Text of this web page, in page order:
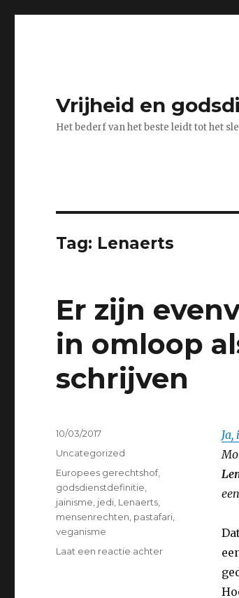
Vrijheid en
Het bederf van het beste leidt tot het
Tag: Lenaerts
Er zijn
in omloop
schrijven
Geplaatst
10/03/2017
Categorieën
Uncategorized
Tags
Europees gerechtshof,
godsdienstdefinitie
jainisme jedi Lenaerts
mensenrechten pastafari
veganisme
Laat een reactie achterop